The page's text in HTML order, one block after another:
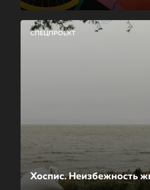
СПЕЦПРОЕКТ
Хоспис. Неизбежность